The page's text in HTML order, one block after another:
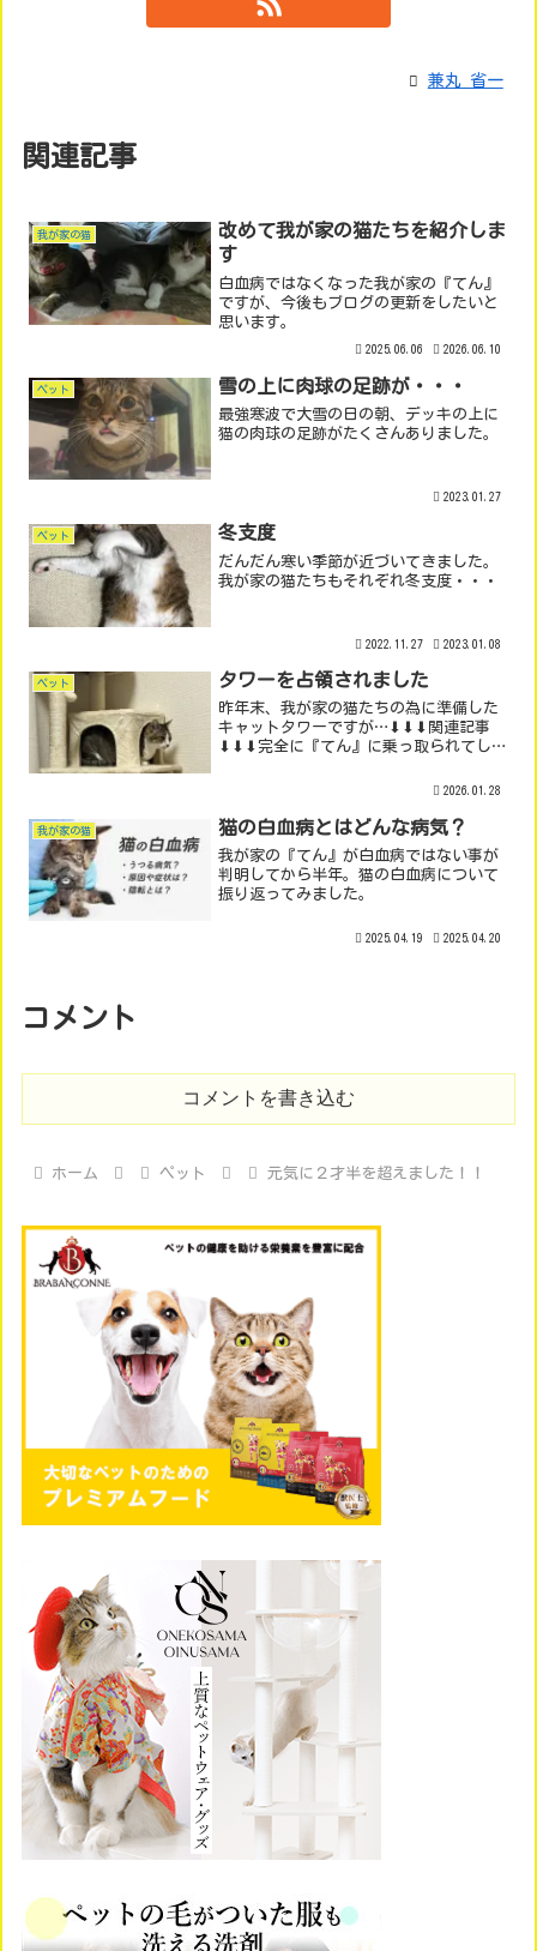
兼丸 省一
関連記事
我が家の猫
改めて我が家の猫たちを紹介しま
す
白血病ではなくなった我が家の『てん』
ですが、今後もブログの更新をしたいと
思います。
2025.06.06 2026.06.10
ペット 雪の上に肉球の足跡が・・・
最強寒波で大雪の日の朝、デッキの上に
猫の肉球の足跡がたくさんありました。
2023.01.27
ペット 冬支度
だんだん寒い季節が近づいてきました。
我が家の猫たちもそれぞれ冬支度・・・
2022.11.27 2023.01.08
ペット タワーを占領されました
昨年末、我が家の猫たちの為に準備した
キャットタワーですが…⬇⬇⬇関連記事
⬇⬇⬇完全に『てん』に乗っ取られてしま
まくっていたのは、確かに『てん』でし
いて)タワーを利用し...
2026.01.28
我が家の猫 猫の白血病とはどんな病気？
我が家の『てん』が白血病ではない事が
判明してから半年。猫の白血病について
振り返ってみました。
2025.04.19 2025.04.20
コメント
コメントを書き込む
ホーム ペット 元気に２才半を超えました！！